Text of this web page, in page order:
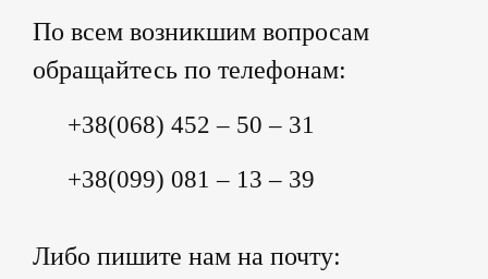
По всем возникшим вопросам
обращайтесь по телефонам:
+38(068) 452 – 50 – 31
+38(099) 081 – 13 – 39
Либо пишите нам на почту: